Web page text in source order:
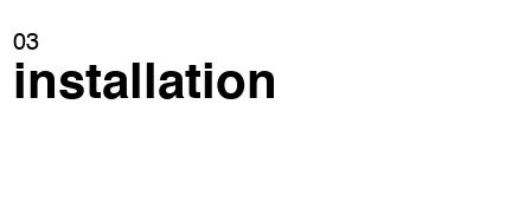
03
installation